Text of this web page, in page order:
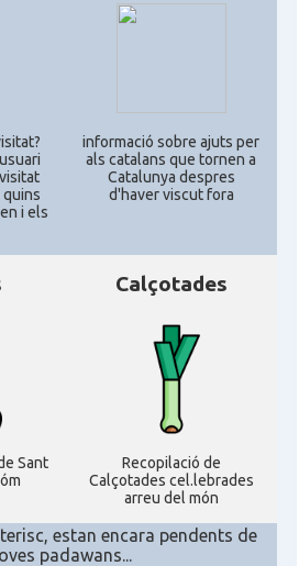
Institute of America
Fundació Paulí Bellet
American Catalan Society
(NACS)
ACCIÓ a Austin
Acció a New York
ACCIÓ a Silicon Valley
Acció a Washington DC
quins
i els
informació sobre ajuts per
als catalans que tornen a
Catalunya despres
d'haver viscut fora
Sant
Calçotades
Recopilació de
Calçotades cel.lebrades
arreu del món
estan encara pendents de
padawans...